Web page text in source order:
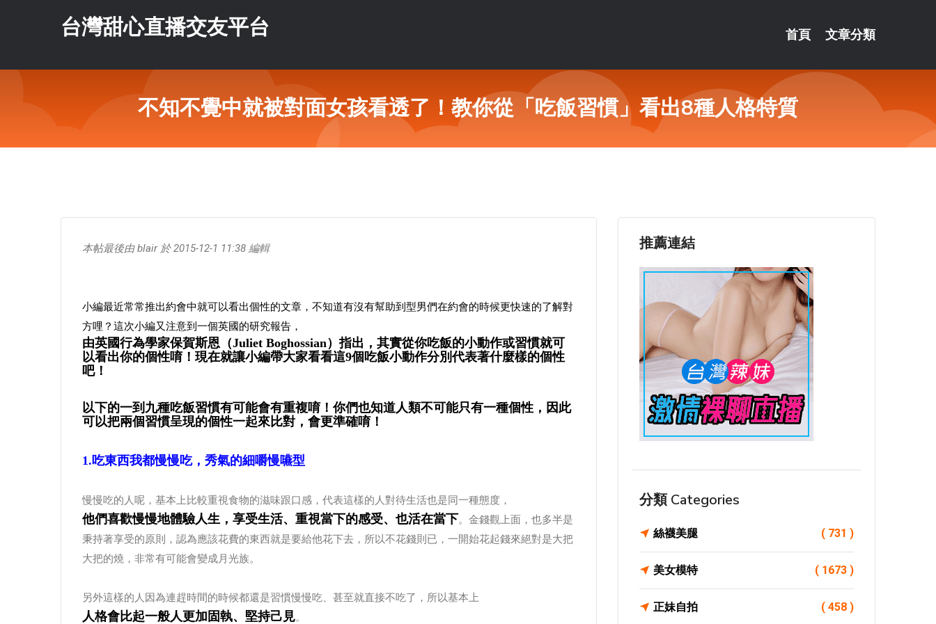
台灣甜心直播交友平台 首頁 文章分類
不知不覺中就被對面女孩看透了！教你從「吃飯習慣」看出8種人格特質
本帖最後由 blair 於 2015-12-1 11:38 編輯
小編最近常常推出約會中就可以看出個性的文章，不知道有沒有幫助到型男們在約會的時候更快速的了解對
方哩？這次小編又注意到一個英國的研究報告，
由英國行為學家保賀斯恩（Juliet Boghossian）指出，其實從你吃飯的小動作或習慣就可
以看出你的個性唷！現在就讓小編帶大家看看這9個吃飯小動作分別代表著什麼樣的個性
吧！
以下的一到九種吃飯習慣有可能會有重複唷！你們也知道人類不可能只有一種個性，因此
可以把兩個習慣呈現的個性一起來比對，會更準確唷！
1.吃東西我都慢慢吃，秀氣的細嚼慢嚥型
慢慢吃的人呢，基本上比較重視食物的滋味跟口感，代表這樣的人對待生活也是同一種態度，
他們喜歡慢慢地體驗人生，享受生活、重視當下的感受、也活在當下。金錢觀上面，也多半是
秉持著享受的原則，認為應該花費的東西就是要給他花下去，所以不花錢則已，一開始花起錢來絕對是大把
大把的燒，非常有可能會變成月光族。
另外這樣的人因為連趕時間的時候都還是習慣慢慢吃、甚至就直接不吃了，所以基本上
人格會比起一般人更加固執、堅持己見。
推薦連結
分類 Categories
絲襪美腿 ( 731 )
美女模特 ( 1673 )
正妹自拍 ( 458 )